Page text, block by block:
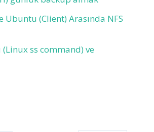
Ubuntu (Client) Arasında NFS
ss command) ve